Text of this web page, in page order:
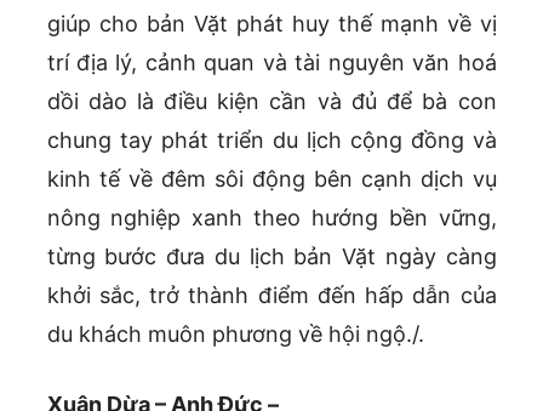
giúp cho bản Vặt phát huy thế mạnh về vị
trí địa lý, cảnh quan và tài nguyên văn hoá
dồi dào là điều kiện cần và đủ để bà con
chung tay phát triển du lịch cộng đồng và
kinh tế về đêm sôi động bên cạnh dịch vụ
nông nghiệp xanh theo hướng bền vững,
từng bước đưa du lịch bản Vặt ngày càng
khởi sắc, trở thành điểm đến hấp dẫn của
du khách muôn phương về hội ngộ./.
Xuân Dừa – Anh Đức –